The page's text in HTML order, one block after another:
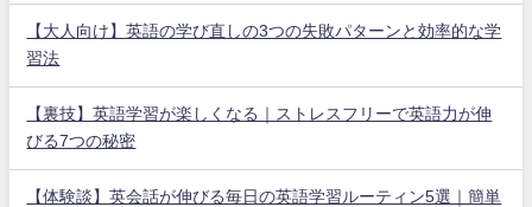
【大人向け】英語の学び直しの3つの失敗パターンと効率的な学
習法
【裏技】英語学習が楽しくなる｜ストレスフリーで英語力が伸
びる7つの秘密
【体験談】英会話が伸びる毎日の英語学習ルーティン5選｜簡単